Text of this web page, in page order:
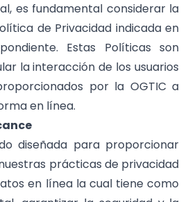
es fundamental considerar la
de Privacidad indicada en
Estas Políticas son
la interacción de los usuarios
por la OGTIC a
en línea.
diseñada para proporcionar
prácticas de privacidad
en línea la cual tiene como